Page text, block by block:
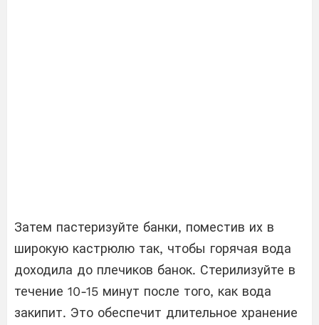
Затем пастеризуйте банки, поместив их в
широкую кастрюлю так, чтобы горячая вода
доходила до плечиков банок. Стерилизуйте в
течение 10-15 минут после того, как вода
закипит. Это обеспечит длительное хранение